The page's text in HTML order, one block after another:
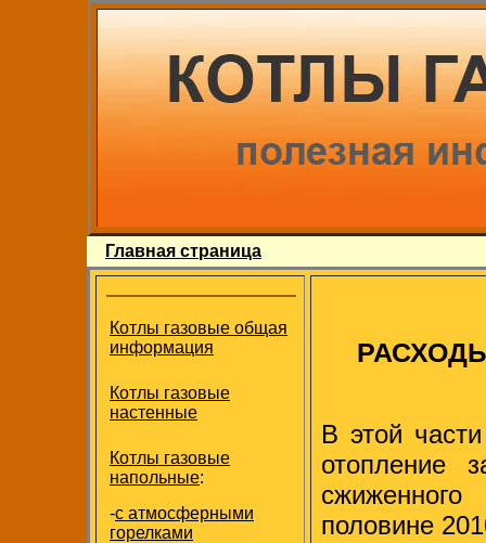
Главная страница
Котлы газовые общая
информация
Котлы газовые
настенные
Котлы газовые
напольные:
-с атмосферными
горелками
В этой
отопление
половине